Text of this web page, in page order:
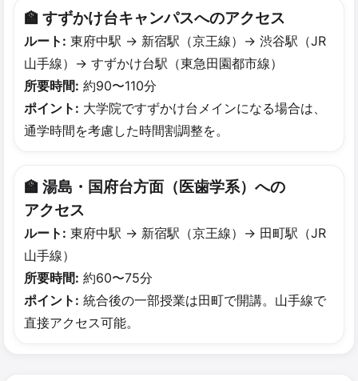
🏫 すず​かけ台キャンパスへの​アクセス
ルート: 東府中駅 → 新宿駅（京王線）→ 渋谷駅（JR
山手線）→ すずかけ台駅（東急田園都市線）
所要時間: 約90〜110分
ポイント: 大学院ですずかけ台メインになる場合は、
通学時間を考慮した時間割調整を。
🏫 湯島・国府台方​面​（医歯学系）​への​
アクセス
ルート: 東府中駅 → 新宿駅（京王線）→ 田町駅（JR
山手線）
所要時間: 約60〜75分
ポイント: 統合後の一部授業は田町で開講。山手線で
直接アクセス可能。